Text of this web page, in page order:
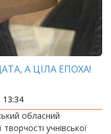
А ЦІЛА ЕПОХА!
обласний
учнівської